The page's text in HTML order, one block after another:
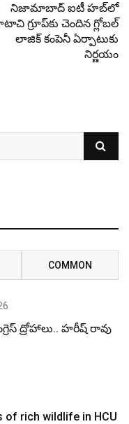
నిజామాబాద్ ఐటీ హబ్‌లో
గ్రూప్‌కు చెందిన గ్లోబల్
లాజిక్ కంపెనీ ఏర్పాటుకు
నిర్ణయం
COMMON
ద్రోహాలు.. హరీష్ రావు
of rich wildlife in HCU